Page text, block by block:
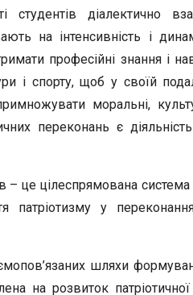
студентів діалектично
на інтенсивність і
професійні знання і
і спорту, щоб у своїй
моральні,
переконань є
– це цілеспрямована
патріотизму у
шляхи
на розвиток